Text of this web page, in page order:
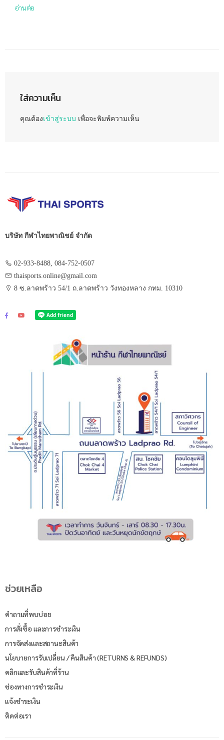
อ่านต่อ
ใส่ความเห็น
คุณต้องเข้าสู่ระบบ เพื่อจะพิมพ์ความเห็น
บริษัท กีฬาไทยพาณิชย์ จำกัด
02-933-8488, 084-752-0507
thaisports.online@gmail.com
8 ซ.ลาดพร้าว 54/1 ถ.ลาดพร้าว วังทองหลาง กทม. 10310
ช่วยเหลือ
คำถามที่พบบ่อย
การสั่งซื้อ และการชำระเงิน
การจัดส่งและสถานะสินค้า
นโยบายการรับเปลี่ยน / คืนสินค้า (RETURNS & REFUNDS)
คลิกและรับสินค้าที่ร้าน
ช่องทางการชำระเงิน
แจ้งชำระเงิน
ติดต่อเรา